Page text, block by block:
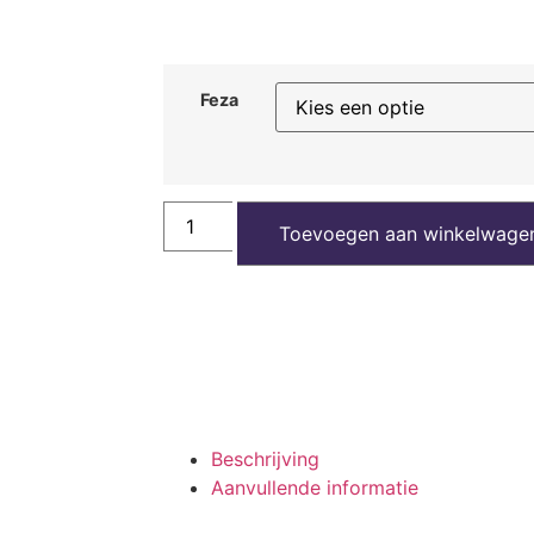
Feza
Toevoegen aan
Beschrijving
Aanvullende informatie